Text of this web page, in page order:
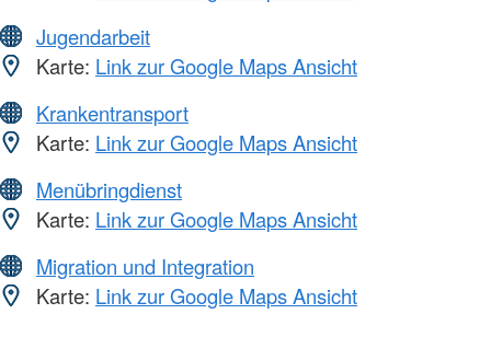
Jugendarbeit
Karte: Link zur Google Maps Ansicht
Krankentransport
Karte: Link zur Google Maps Ansicht
Menübringdienst
Karte: Link zur Google Maps Ansicht
Migration und Integration
Karte: Link zur Google Maps Ansicht